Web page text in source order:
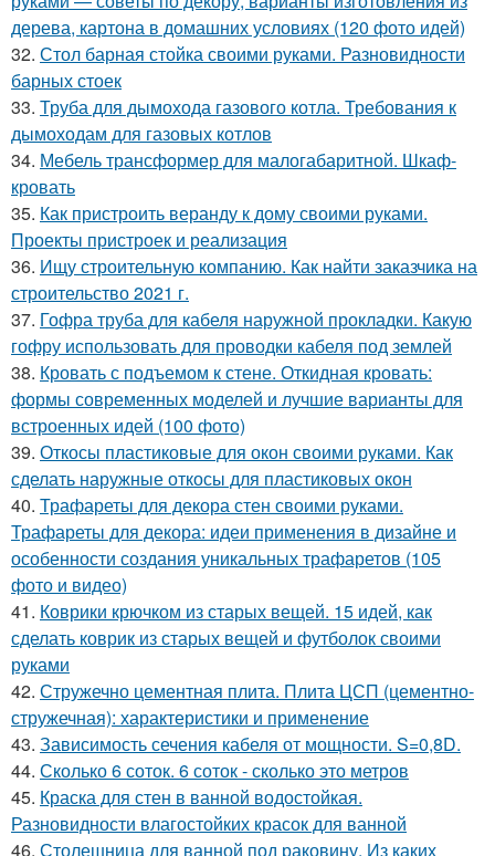
дерева, картона в домашних условиях (120 фото идей)
32. Стол барная стойка своими руками. Разновидности
барных стоек
33. Труба для дымохода газового котла. Требования к
дымоходам для газовых котлов
34. Мебель трансформер для малогабаритной. Шкаф-
кровать
35. Как пристроить веранду к дому своими руками.
Проекты пристроек и реализация
36. Ищу строительную компанию. Как найти заказчика на
строительство 2021 г.
37. Гофра труба для кабеля наружной прокладки. Какую
гофру использовать для проводки кабеля под землей
38. Кровать с подъемом к стене. Откидная кровать:
формы современных моделей и лучшие варианты для
встроенных идей (100 фото)
39. Откосы пластиковые для окон своими руками. Как
сделать наружные откосы для пластиковых окон
40. Трафареты для декора стен своими руками.
Трафареты для декора: идеи применения в дизайне и
особенности создания уникальных трафаретов (105
фото и видео)
41. Коврики крючком из старых вещей. 15 идей, как
сделать коврик из старых вещей и футболок своими
руками
42. Стружечно цементная плита. Плита ЦСП (цементно-
стружечная): характеристики и применение
43. Зависимость сечения кабеля от мощности. S=0,8D.
44. Сколько 6 соток. 6 соток - сколько это метров
45. Краска для стен в ванной водостойкая.
Разновидности влагостойких красок для ванной
46. Столешница для ванной под раковину. Из каких